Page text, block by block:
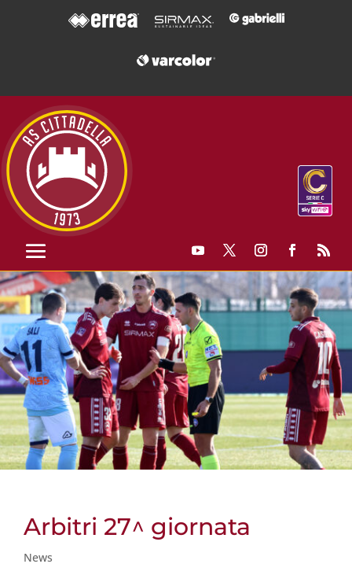
Arbitri 27^ giornata
News